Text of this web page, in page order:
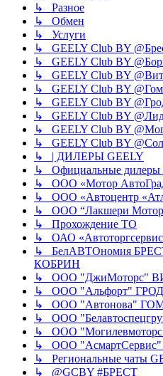
↳ Разное
↳ Обмен
↳ Услуги
↳ GEELY Club BY
↳ GEELY Club BY
↳ GEELY Club BY
↳ GEELY Club BY
↳ GEELY Club BY
↳ GEELY Club BY
↳ GEELY Club BY
↳ GEELY Club BY
↳ | ДИЛЕРЫ GEELY
↳ Официальные дилеры
↳ ООО «Мотор
↳ ООО «Автоцентр
↳ ООО “Лакшери
↳ Прохождение ТО
↳ ОАО
↳ БелАВТОномия
КОБРИН
↳ ООО "ДжиМоторс"
↳ ООО "Альфорт"
↳ ООО "Автонова"
↳ ООО
↳ ООО
↳ ООО
↳ Региональные чаты
↳ @GCBY #БРЕСТ